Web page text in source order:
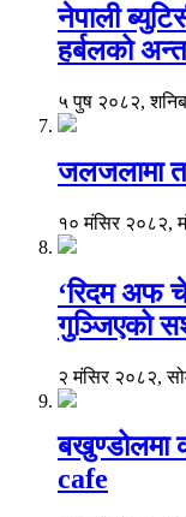
नेपाली
हर्बलको
५ पुष २०८२,
जलजलामा
१० मंसिर २०८२,
‘रिदम अफ
गुञ्जिएको
२ मंसिर २०८२,
बखुण्डोलमा
cafe